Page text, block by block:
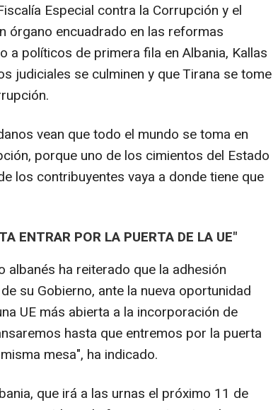
Especial contra la Corrupción y el
órgano encuadrado en las reformas
a políticos de primera fila en Albania, Kallas
judiciales se culminen y que Tirana se tome
vean que todo el mundo se toma en
porque uno de los cimientos del Estado
los contribuyentes vaya a donde tiene que
ENTRAR POR LA PUERTA DE LA UE"
albanés ha reiterado que la adhesión
su Gobierno, ante la nueva oportunidad
UE más abierta a la incorporación de
hasta que entremos por la puerta
mesa", ha indicado.
que irá a las urnas el próximo 11 de